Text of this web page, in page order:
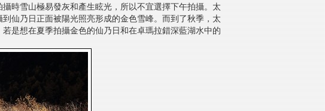
時雪山極易發灰和產生眩光，所以不宜選擇下午拍攝。太
仙乃日正面被陽光照亮形成的金色雪峰。而到了秋季，太
是想在夏季拍攝金色的仙乃日和在卓瑪拉錯深藍湖水中的